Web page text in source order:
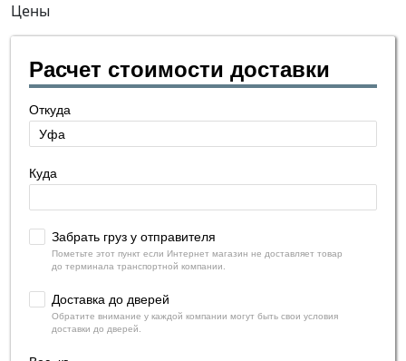
Цены
Расчет стоимости доставки
Откуда
Куда
Забрать груз у отправителя
Пометьте этот пункт если Интернет магазин не доставляет товар
до терминала транспортной компании.
Доставка до дверей
Обратите внимание у каждой компании могут быть свои условия
доставки до дверей.